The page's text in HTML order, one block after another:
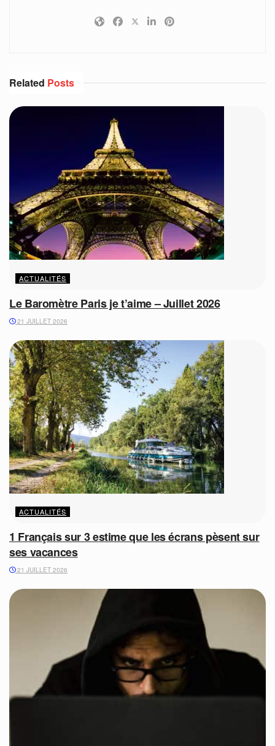
Related Posts
ACTUALITÉS
Le Baromètre Paris je t’aime – Juillet 2026
21 JUILLET 2026
ACTUALITÉS
1 Français sur 3 estime que les écrans pèsent sur
ses vacances
21 JUILLET 2026